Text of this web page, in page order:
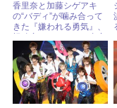
香里奈と加藤シゲアキ
の“バディ”が噛み合って
きた『嫌われる勇気』、
は好評